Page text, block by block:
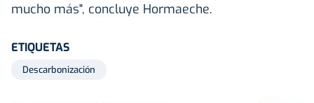
mucho más", concluye Hormaeche.
ETIQUETAS
Descarbonización